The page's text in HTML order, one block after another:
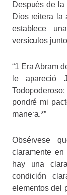
Después de
Dios reitera la
establece
versículos
“1 Era Abram
le apareció
pondré mi
manera.*”
Obsérvese
claramente
hay una
condición
elementos del